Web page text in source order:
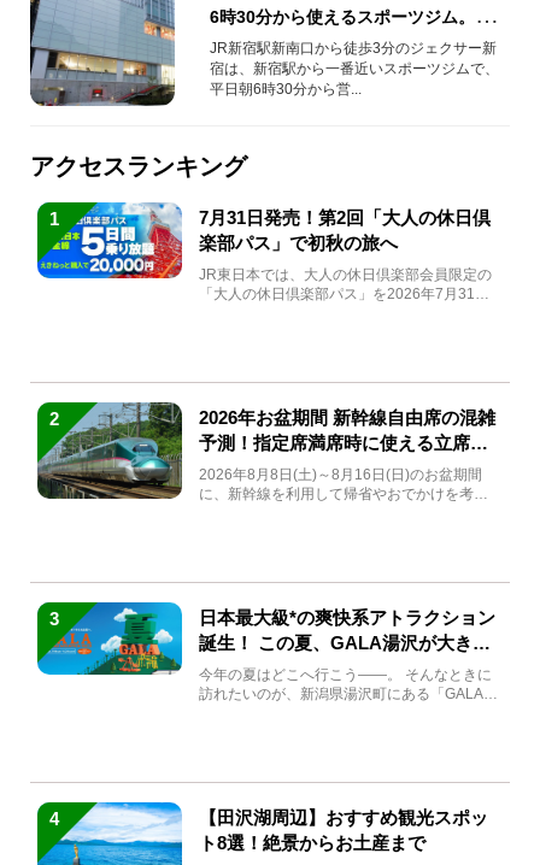
6時30分から使えるスポーツジム。朝サ
ウナ・朝ヨガ・朝トレーニング・朝プ
ールも！
JR新宿駅新南口から徒歩3分のジェクサー新
宿は、新宿駅から一番近いスポーツジムで、
平日朝6時30分から営...
アクセスランキング
1
7月31日発売！第2回「大人の休日倶
楽部パス」で初秋の旅へ
JR東日本では、大人の休日倶楽部会員限定の
「大人の休日倶楽部パス」を2026年7月31日
2
2026年お盆期間 新幹線自由席の混雑
予測！指定席満席時に使える立席特
急券も解説
2026年8月8日(土)～8月16日(日)のお盆期間
に、新幹線を利用して帰省やおでかけを考え
3
日本最大級*の爽快系アトラクション
誕生！ この夏、GALA湯沢が大きく
生まれ変わる
今年の夏はどこへ行こう――。 そんなときに
訪れたいのが、新潟県湯沢町にある「GALA湯
4
【田沢湖周辺】おすすめ観光スポッ
ト8選！絶景からお土産まで